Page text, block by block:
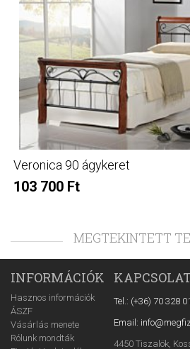
Veronica 90 ágykeret
103 700 Ft
MEGTEKINTETT
INFORMÁCIÓK
Hasznos információk
ÁSZF
Vásárlás menete
Rólunk mondták
Tel.: (+36) 70 328
Email:
4450 Tiszalök,